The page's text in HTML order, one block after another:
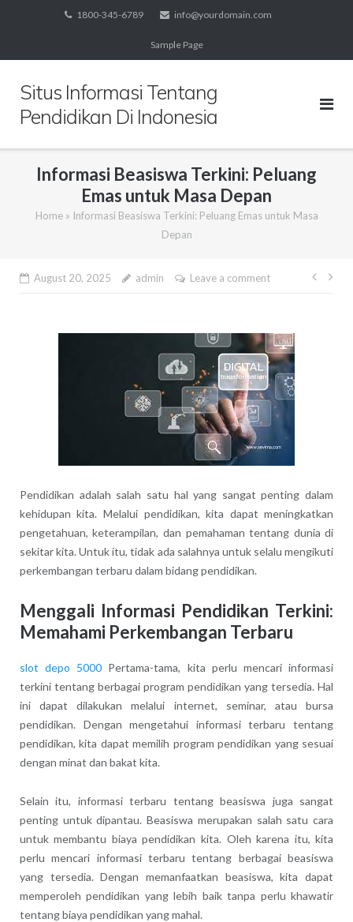
1800-345-6789 info@yourdomain.com
Sample Page
Situs Informasi Tentang
Pendidikan Di Indonesia
Informasi Beasiswa Terkini: Peluang
Emas untuk Masa Depan
Home» Informasi Beasiswa Terkini: Peluang Emas untuk Masa
Depan
August 20, 2025 admin Leave a comment
Post
Pendidikan adalah salah satu hal yang sangat penting dalam
kehidupan kita. Melalui pendidikan, kita dapat meningkatkan
pengetahuan, keterampilan, dan pemahaman tentang dunia di
sekitar kita. Untuk itu, tidak ada salahnya untuk selalu mengikuti
perkembangan terbaru dalam bidang pendidikan.
Menggali Informasi Pendidikan Terkini:
Memahami Perkembangan Terbaru
slot depo 5000 Pertama-tama, kita perlu mencari informasi
terkini tentang berbagai program pendidikan yang tersedia. Hal
ini dapat dilakukan melalui internet, seminar, atau bursa
pendidikan. Dengan mengetahui informasi terbaru tentang
pendidikan, kita dapat memilih program pendidikan yang sesuai
dengan minat dan bakat kita.
Selain itu, informasi terbaru tentang beasiswa juga sangat
penting untuk dipantau. Beasiswa merupakan salah satu cara
untuk membantu biaya pendidikan kita. Oleh karena itu, kita
perlu mencari informasi terbaru tentang berbagai beasiswa
yang tersedia. Dengan memanfaatkan beasiswa, kita dapat
memperoleh pendidikan yang lebih baik tanpa perlu khawatir
tentang biaya pendidikan yang mahal.